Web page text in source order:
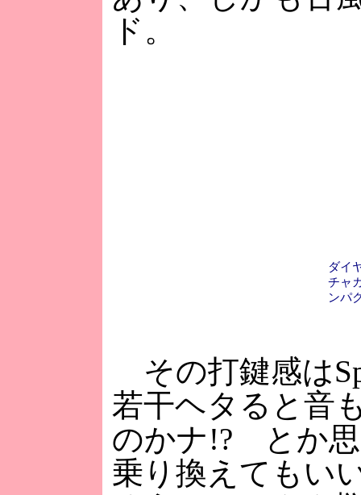
ド。
ダイ
チャ
ンパ
その打鍵感は
若干ヘタると音
のかナ!? とか思
乗り換えてもい